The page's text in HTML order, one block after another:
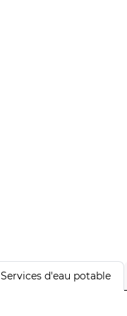
Services d'eau potable